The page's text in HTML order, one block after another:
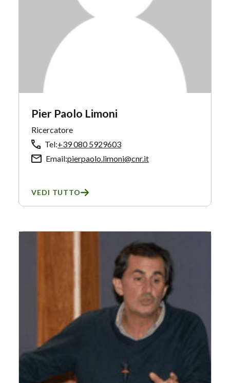
Pier Paolo Limoni
Ricercatore
Tel:+39 080 5929603
Email:pierpaolo.limoni@cnr.it
VEDI TUTTO